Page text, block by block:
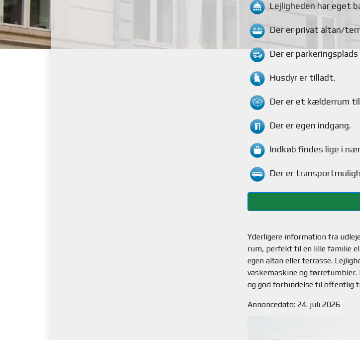
Lejligheden har eget
Der er privat altan/
Der er
Husdyr er tilladt.
Der er et kælderrum
Der er egen indgang.
Indkøb findes lige i
Der er
Yderligere information fra
rum, perfekt til en lille familie
egen altan eller terrasse.
vaskemaskine og
Annoncedato: 24. juli 2026